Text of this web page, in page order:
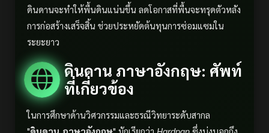
ดินดานจะทำให้พื้นดินแน่นขึ้น ลดโอกาสที่พื้นจะทรุดตัวหลัง
การก่อสร้างเสร็จสิ้น ช่วยประหยัดต้นทุนการซ่อมแซมใน
ระยะยาว
ดินดาน ภาษาอังกฤษ: ศัพท์
ที่เกี่ยวข้อง
ในการศึกษาด้านวิศวกรรมและธรณีวิทยาระดับสากล